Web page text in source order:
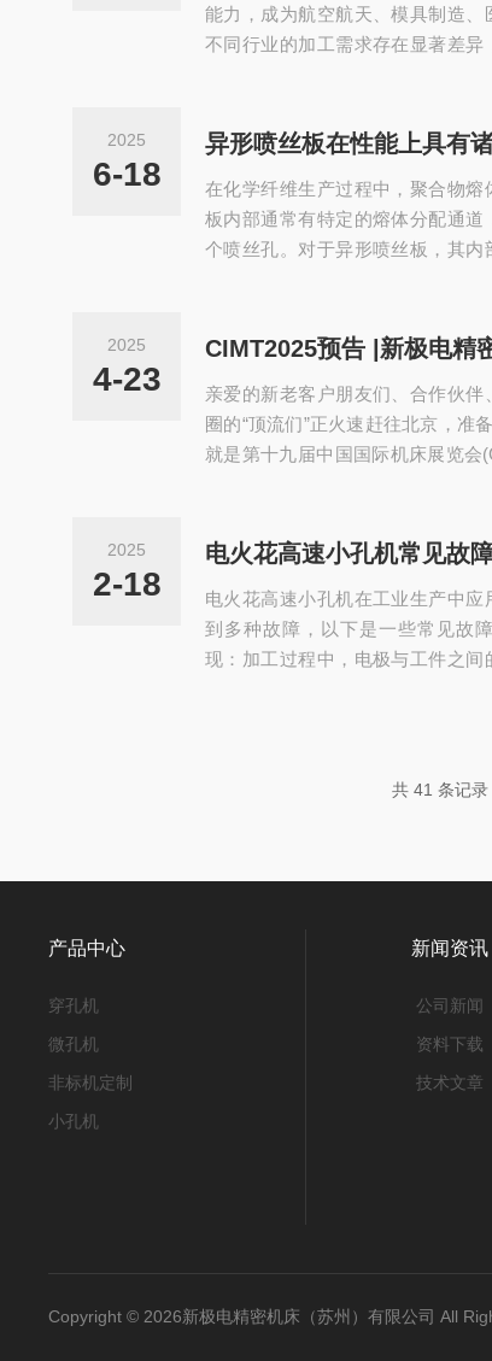
能力，成为航空航天、模具制造
不同行业的加工需求存在显著差
能。以下从技术与实践角度，详述
加工需求参数体系，这是设备设计
2025
6-18
异形喷丝板在性能上具有
在化学纤维生产过程中，聚合物
板内部通常有特定的熔体分配通
个喷丝孔。对于异形喷丝板，其
的喷丝孔。喷丝孔的形状决定了纤
流。从喷丝孔挤出的熔体细流进入
2025
4-23
亲爱的新老客户朋友们、合作伙
圈的“顶流们”正火速赶往北京，准
就是第十九届中国国际机床展览会
工智能、机器人、物联网和传统机
会展中心两...
2025
2-18
电火花高速小孔机常见故
电火花高速小孔机在工业生产中
到多种故障，以下是一些常见故
现：加工过程中，电极与工件之
极质量不高，如电极材料不均匀
工不稳定。2.装夹问题：电极装夹
共 41 条记
产品中心
穿孔机
微孔机
非标机定制
小孔机
新闻资讯
公司新闻
资料下载
技术文章
Copyright © 2026新极电精密机床（苏州）有限公司 All